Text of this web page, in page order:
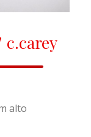
alto